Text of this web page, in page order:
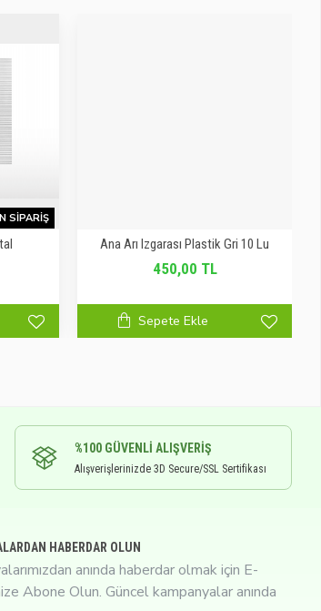
SIPARIŞ
Ana Arı Izgarası Plastik Gri 10 Lu
450,00 TL
Sepete Ekle
%100 GÜVENLI ALIŞVERIŞ
Alışverişlerinizde 3D Secure/SSL Sertifikası
HABERDAR OLUN
anında haberdar olmak için E-
Abone Olun. Güncel kampanyalar anında